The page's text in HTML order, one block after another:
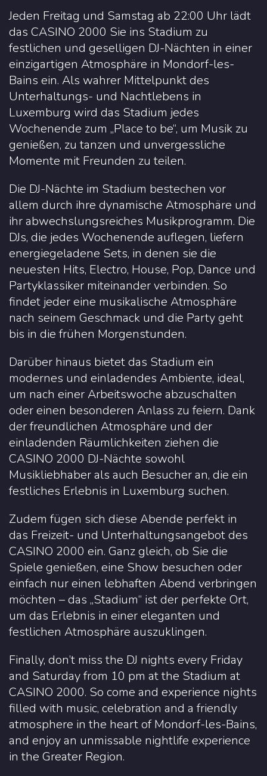
Jeden Freitag und Samstag ab 22:00 Uhr lädt
das CASINO 2000 Sie ins Stadium zu
festlichen und geselligen DJ-Nächten in einer
einzigartigen Atmosphäre in Mondorf-les-
Bains ein. Als wahrer Mittelpunkt des
Unterhaltungs- und Nachtlebens in
Luxemburg wird das Stadium jedes
Wochenende zum „Place to be“, um Musik zu
genießen, zu tanzen und unvergessliche
Momente mit Freunden zu teilen.
Die DJ-Nächte im Stadium bestechen vor
allem durch ihre dynamische Atmosphäre und
ihr abwechslungsreiches Musikprogramm. Die
DJs, die jedes Wochenende auflegen, liefern
energiegeladene Sets, in denen sie die
neuesten Hits, Electro, House, Pop, Dance und
Partyklassiker miteinander verbinden. So
findet jeder eine musikalische Atmosphäre
nach seinem Geschmack und die Party geht
bis in die frühen Morgenstunden.
Darüber hinaus bietet das Stadium ein
modernes und einladendes Ambiente, ideal,
um nach einer Arbeitswoche abzuschalten
oder einen besonderen Anlass zu feiern. Dank
der freundlichen Atmosphäre und der
einladenden Räumlichkeiten ziehen die
CASINO 2000 DJ-Nächte sowohl
Musikliebhaber als auch Besucher an, die ein
festliches Erlebnis in Luxemburg suchen.
Zudem fügen sich diese Abende perfekt in
das Freizeit- und Unterhaltungsangebot des
CASINO 2000 ein. Ganz gleich, ob Sie die
Spiele genießen, eine Show besuchen oder
einfach nur einen lebhaften Abend verbringen
möchten – das „Stadium“ ist der perfekte Ort,
um das Erlebnis in einer eleganten und
festlichen Atmosphäre auszuklingen.
Finally, don’t miss the DJ nights every Friday
and Saturday from 10 pm at the Stadium at
CASINO 2000. So come and experience nights
filled with music, celebration and a friendly
atmosphere in the heart of Mondorf-les-Bains,
and enjoy an unmissable nightlife experience
in the Greater Region.